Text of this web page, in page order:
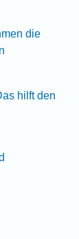
die
hilft den